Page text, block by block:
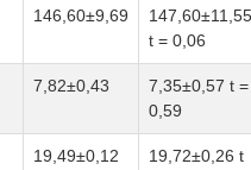
146,60±9,69
147,60±11,55
t = 0,06
7,82±0,43
7,35±0,57 t =
0,59
19,49±0,12
19,72±0,26 t